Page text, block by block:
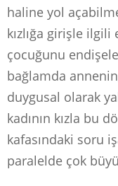
haline yol
kızlığa girişle ilgili
çocuğunu
bağlamda
duygusal olarak
kadının kızla bu
kafasındaki soru
paralelde çok